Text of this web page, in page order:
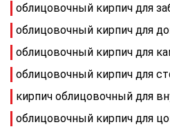
облицовочный кирпич для
облицовочный кирпич для
облицовочный кирпич для
облицовочный кирпич для
кирпич облицовочный для
облицовочный кирпич для